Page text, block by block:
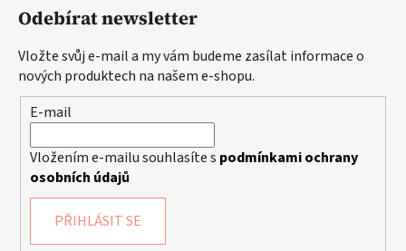
Odebírat newsletter
Vložte svůj e-mail a my vám budeme zasílat informace o
nových produktech na našem e-shopu.
E-mail
Vložením e-mailu souhlasíte s podmínkami ochrany
osobních údajů
PŘIHLÁSIT SE